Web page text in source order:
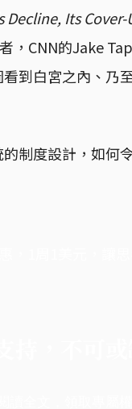
Its
，CNN的Jake
到白宮之內、乃
制度設計，如何